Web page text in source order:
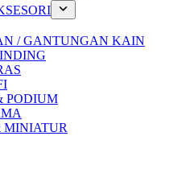
/ GANTUNGAN KAIN
PODIUM
MINIATUR